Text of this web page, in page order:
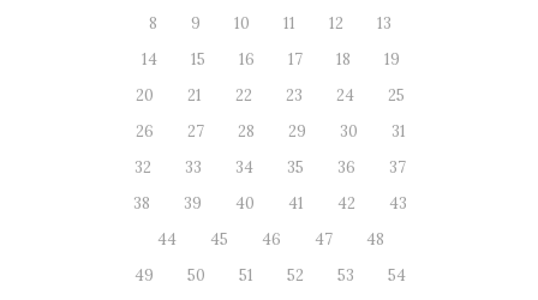
8
9 10 11 12
13
14
15 16 17 18
19
20
21 22 23 24
25
26
27 28 29 30
31
32
33 34 35 36
37
38
39 40 41 42
43
44
45 46 47
48
49
50 51 52 53
54